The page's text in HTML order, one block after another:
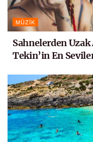
MÜZIK
Sahnelerden
Tekin’in En